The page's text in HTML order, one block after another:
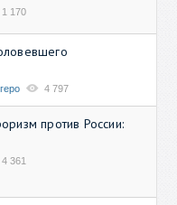
1 170
4 797
против России:
4 361